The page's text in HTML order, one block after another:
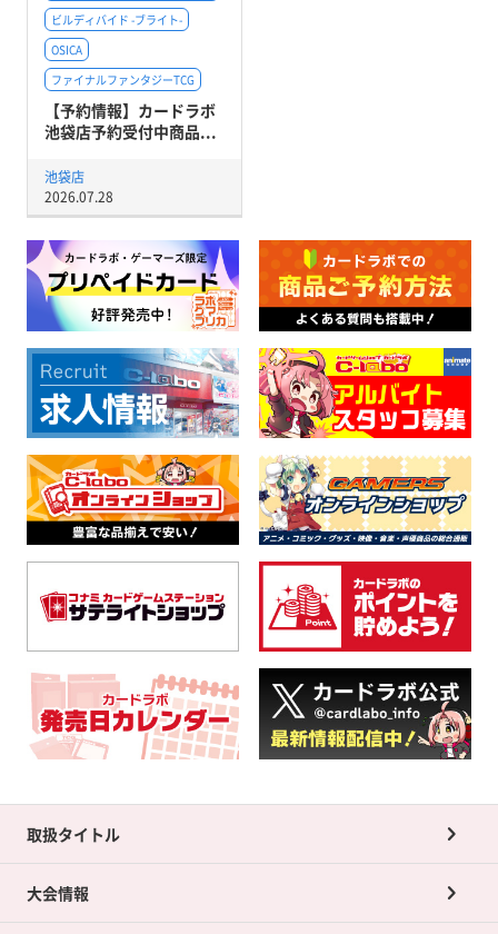
ビルディバイド -ブライト-
OSICA
ファイナルファンタジーTCG
【予約情報】カードラボ
池袋店予約受付中商品...
池袋店
2026.07.28
取扱タイトル
大会情報